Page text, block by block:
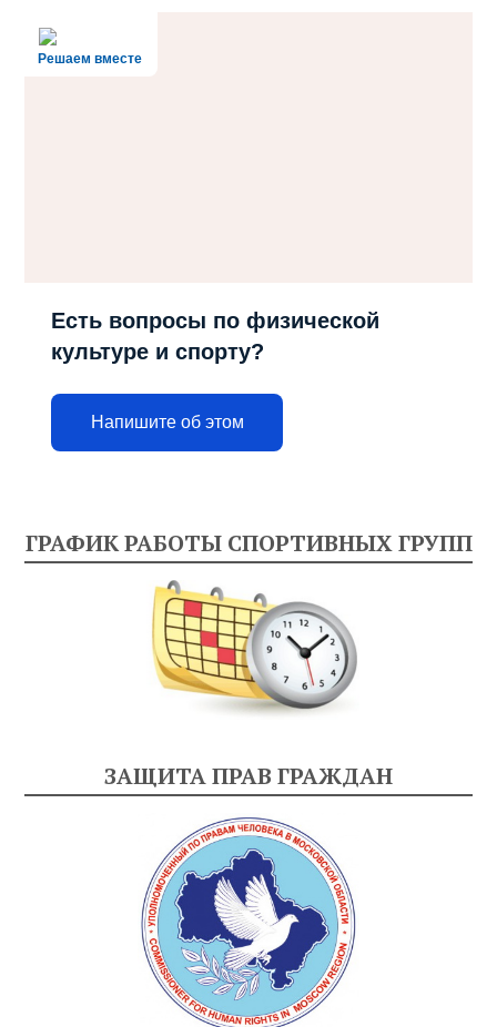
Решаем вместе
Есть вопросы по физической
культуре и спорту?
Напишите об этом
ГРАФИК РАБОТЫ СПОРТИВНЫХ ГРУПП
ЗАЩИТА ПРАВ ГРАЖДАН